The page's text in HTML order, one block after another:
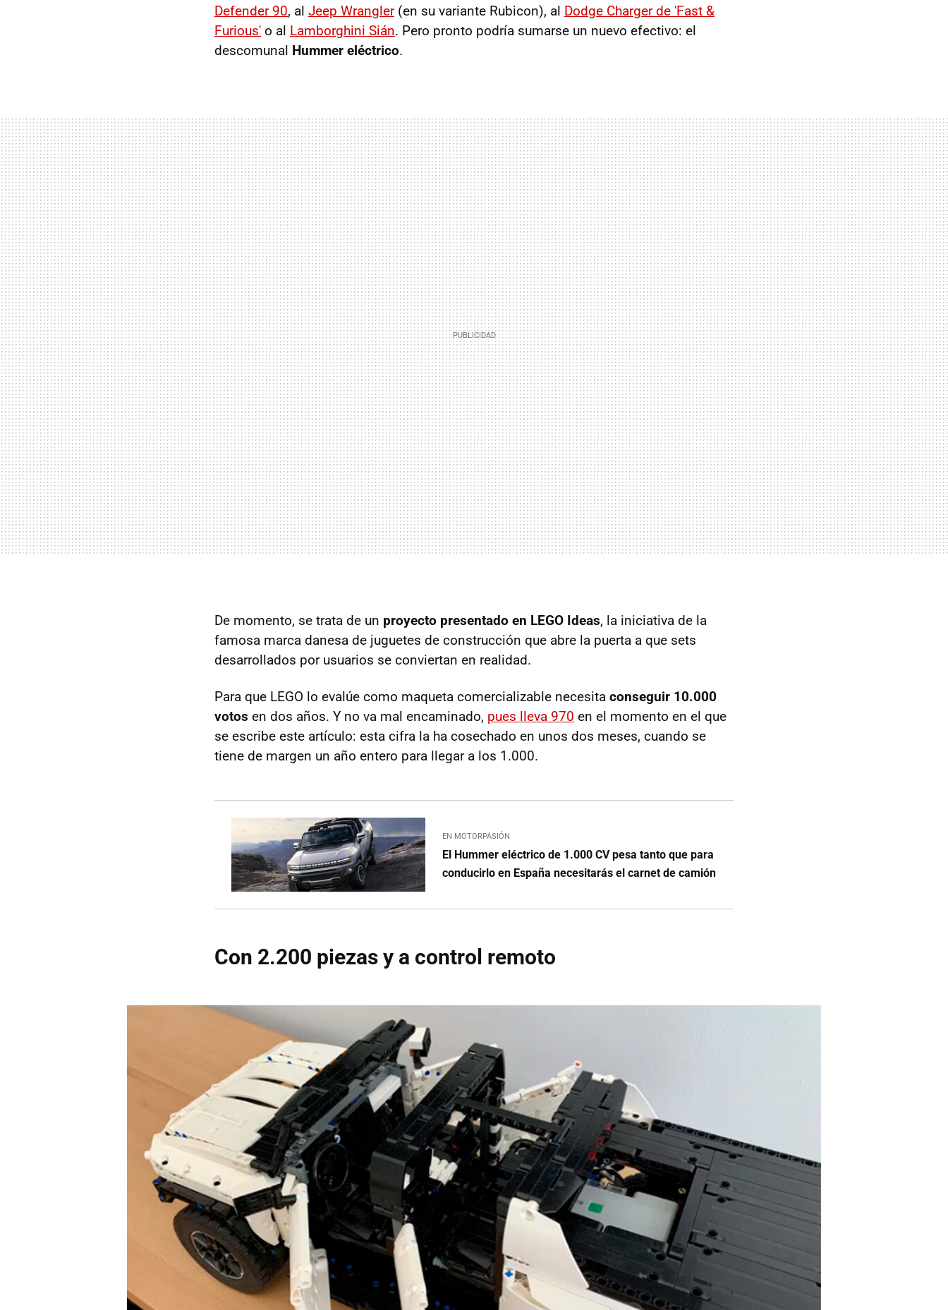
Defender 90, al Jeep Wrangler(en su variante Rubicon), al Dodge Charger de 'Fast &
Furious' o al Lamborghini Sián. Pero pronto podría sumarse un nuevo efectivo: el
descomunal Hummer eléctrico.
De momento, se trata de un proyecto presentado en LEGO Ideas, la iniciativa de la
famosa marca danesa de juguetes de construcción que abre la puerta a que sets
desarrollados por usuarios se conviertan en realidad.
Para que LEGO lo evalúe como maqueta comercializable necesita conseguir 10.000
votos en dos años. Y no va mal encaminado, pues lleva 970 en el momento en el que
se escribe este artículo: esta cifra la ha cosechado en unos dos meses, cuando se
tiene de margen un año entero para llegar a los 1.000.
EN MOTORPASIÓN
El Hummer eléctrico de 1.000 CV pesa tanto que para
conducirlo en España necesitarás el carnet de camión
Con 2.200 piezas y a control remoto